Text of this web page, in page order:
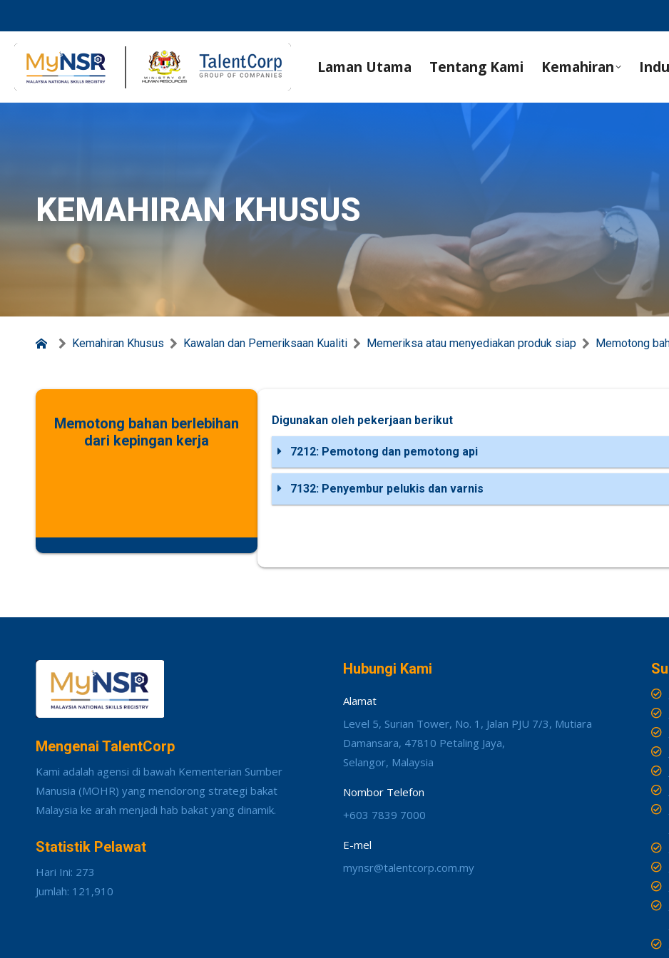
Laman Utama Tentang Kami Kemahiran
KEMAHIRAN KHUSUS
Kemahiran Khusus Kawalan dan Pemeriksaan Kualiti Memeriksa atau menyediakan produk siap Memotong
Memotong bahan berlebihan
dari kepingan kerja
Digunakan oleh pekerjaan berikut
7212: Pemotong dan pemotong api
7132: Penyembur pelukis dan varnis
Mengenai TalentCorp
Kami adalah agensi di bawah Kementerian Sumber
Manusia (MOHR) yang mendorong strategi bakat
Malaysia ke arah menjadi hab bakat yang dinamik.
Statistik Pelawat
Hari Ini: 273
Jumlah: 121,910
Hubungi Kami
Alamat
Level 5, Surian Tower, No. 1, Jalan PJU 7/3, Mutiara
Damansara, 47810 Petaling Jaya,
Selangor, Malaysia
Nombor Telefon
+603 7839 7000
E-mel
mynsr@talentcorp.com.my